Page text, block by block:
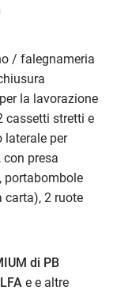
/ falegnameria
la lavorazione
cassetti stretti e
laterale per
con presa
portabombole
carta), 2 ruote
di PB
e e altre